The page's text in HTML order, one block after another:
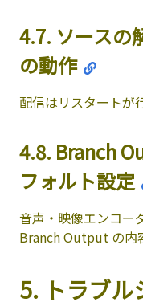
4.7. ソースの
の動作
配信はリスタートが
4.8. Branch
フォルト設定
音声・映像エンコー
Branch Output の内
5. トラブル